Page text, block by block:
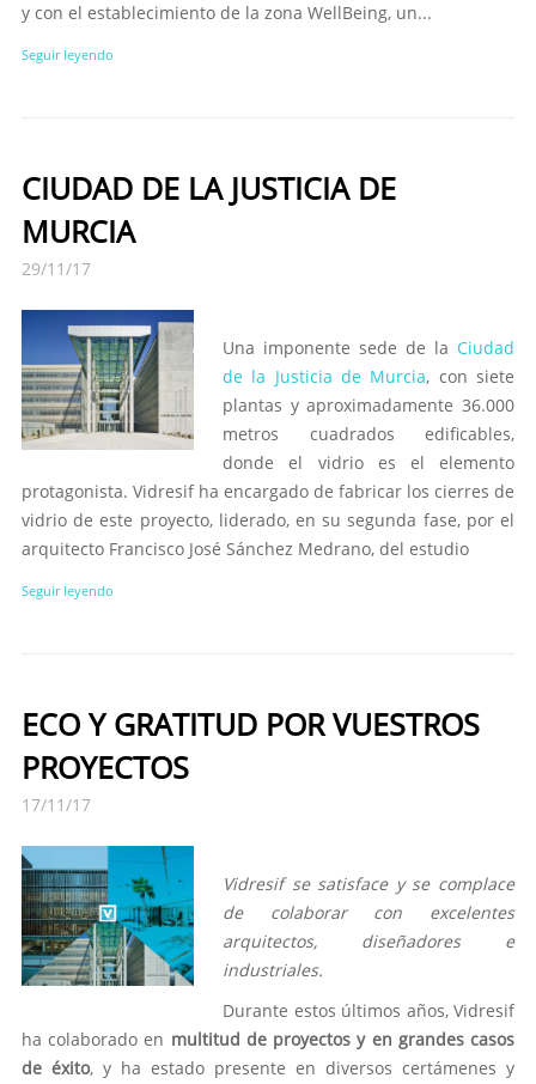
y con el establecimiento de la zona WellBeing, un...
Seguir leyendo
CIUDAD DE LA JUSTICIA DE
MURCIA
29/11/17
Una imponente sede de la Ciudad
de la Justicia de Murcia, con siete
plantas y aproximadamente 36.000
metros cuadrados edificables,
donde el vidrio es el elemento
protagonista. Vidresif ha encargado de fabricar los cierres de
vidrio de este proyecto, liderado, en su segunda fase, por el
arquitecto Francisco José Sánchez Medrano, del estudio
Seguir leyendo
ECO Y GRATITUD POR VUESTROS
PROYECTOS
17/11/17
Vidresif se satisface y se complace
de colaborar con excelentes
arquitectos, diseñadores e
industriales.
Durante estos últimos años, Vidresif
ha colaborado en multitud de proyectos y en grandes casos
de éxito, y ha estado presente en diversos certámenes y